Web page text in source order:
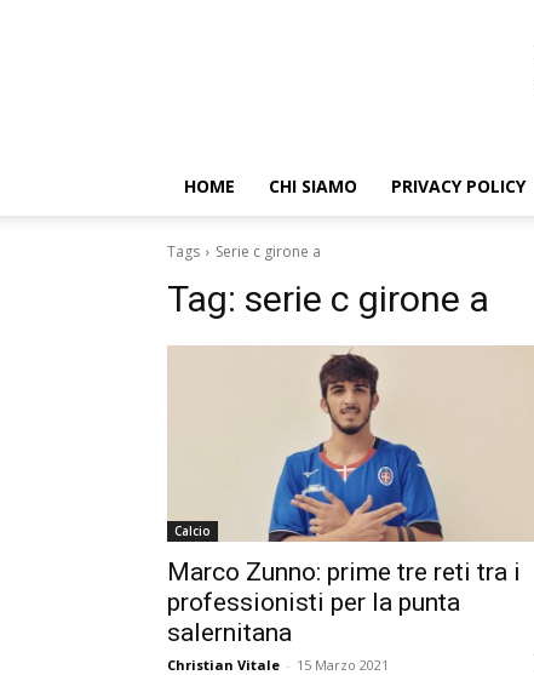
HOME CHI SIAMO PRIVACY POLICY
Tags Serie c girone a
Tag: serie c girone a
Calcio
Marco Zunno: prime tre reti tra i
professionisti per la punta
salernitana
Christian Vitale - 15 Marzo 2021